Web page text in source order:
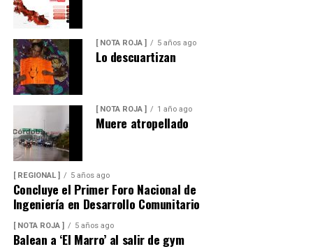
[ NOTA ROJA ] 5 años ago
Lo descuartizan
[ NOTA ROJA ] 1 año ago
Muere atropellado
[ REGIONAL ] 5 años ago
Concluye el Primer Foro Nacional de
Ingeniería en Desarrollo Comunitario
[ NOTA ROJA ] 5 años ago
Balean a ‘El Marro’ al salir de gym